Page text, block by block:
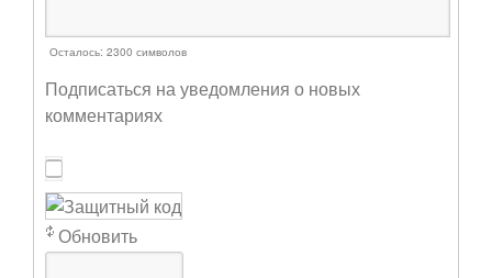
Осталось: 2300 символов
Подписаться на уведомления о новых
комментариях
Обновить